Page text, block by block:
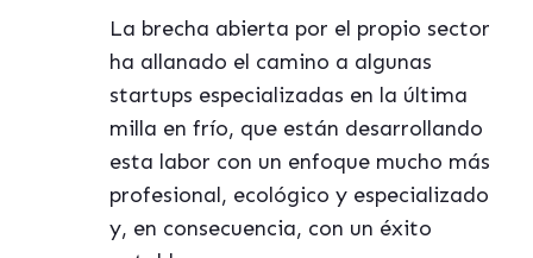
La brecha abierta por el propio sector
ha allanado el camino a algunas
startups especializadas en la última
milla en frío, que están desarrollando
esta labor con un enfoque mucho más
profesional, ecológico y especializado
y, en consecuencia, con un éxito